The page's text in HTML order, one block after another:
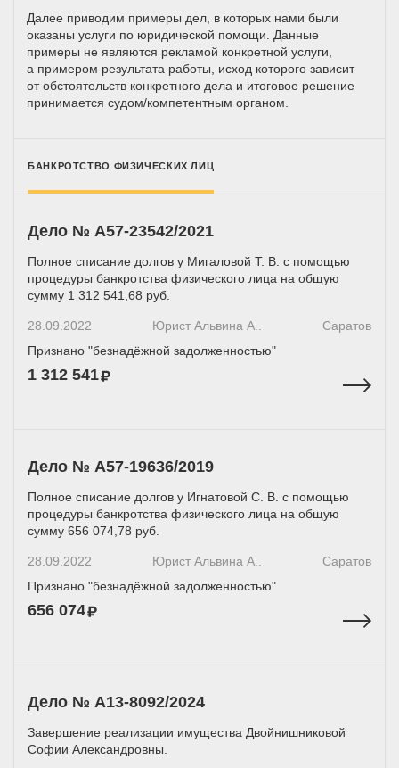
Далее приводим примеры дел, в которых нами были
оказаны услуги по юридической помощи. Данные
примеры не являются рекламой конкретной услуги,
а примером результата работы, исход которого зависит
от обстоятельств конкретного дела и итоговое решение
принимается судом/компетентным органом.
БАНКРОТСТВО ФИЗИЧЕСКИХ ЛИЦ
Дело № А57-23542/2021
Полное списание долгов у Мигаловой Т. В. с помощью
процедуры банкротства физического лица на общую
сумму 1 312 541,68 руб.
28.09.2022 Юрист Альвина А..
Саратов
Признано "безнадёжной задолженностью"
1 312 541
Дело № А57-19636/2019
Полное списание долгов у Игнатовой С. В. с помощью
процедуры банкротства физического лица на общую
сумму 656 074,78 руб.
28.09.2022 Юрист Альвина А..
Саратов
Признано "безнадёжной задолженностью"
656 074
Дело № А13-8092/2024
Завершение реализации имущества Двойнишниковой
Софии Александровны.